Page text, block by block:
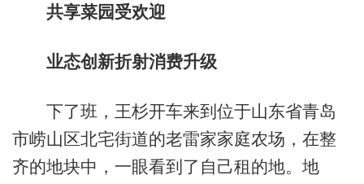
共享菜园受欢迎
业态创新折射消费升级
下了班，王杉开车来到位于山东省青岛
市崂山区北宅街道的老雷家家庭农场，在整
齐的地块中，一眼看到了自己租的地。地